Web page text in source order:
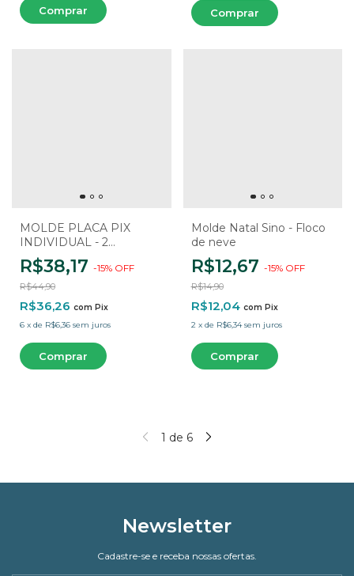
MOLDE PLACA PIX
INDIVIDUAL - 2
CAVIDADES
R$38,17 -15% OFF
R$44,90
R$36,26 com Pix
6 x de R$6,36 sem juros
Molde Natal Sino - Floco
de neve
R$12,67 -15% OFF
R$14,90
R$12,04 com Pix
2 x de R$6,34 sem juros
1 de 6
Newsletter
Cadastre-se e receba nossas ofertas.